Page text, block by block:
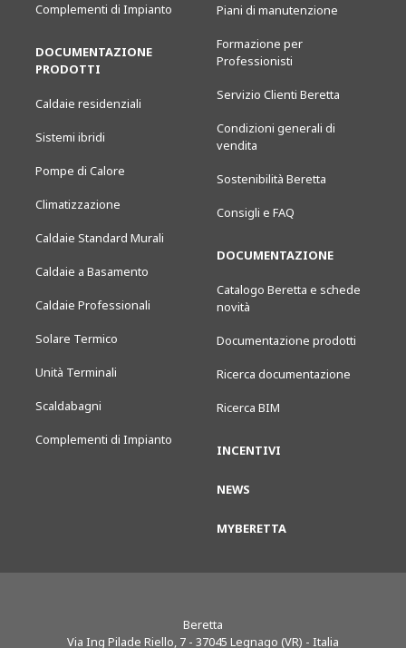
Complementi di Impianto
DOCUMENTAZIONE
PRODOTTI
Caldaie residenziali
Sistemi ibridi
Pompe di Calore
Climatizzazione
Caldaie Standard Murali
Caldaie a Basamento
Caldaie Professionali
Solare Termico
Unità Terminali
Scaldabagni
Complementi di Impianto
Piani di manutenzione
Formazione per
Professionisti
Servizio Clienti Beretta
Condizioni generali di
vendita
Sostenibilità Beretta
Consigli e FAQ
DOCUMENTAZIONE
Catalogo Beretta e schede
novità
Documentazione prodotti
Ricerca documentazione
Ricerca BIM
INCENTIVI
NEWS
MYBERETTA
Beretta
Via Ing Pilade Riello, 7 - 37045 Legnago (VR) - Italia